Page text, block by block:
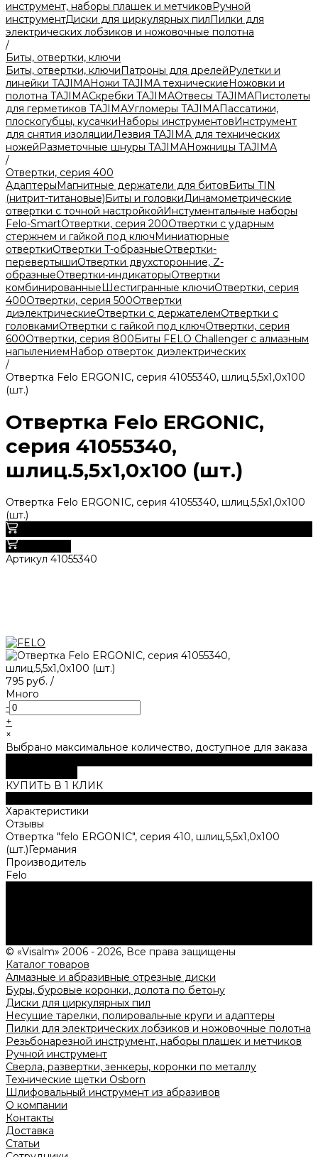
инструмент, наборы плашек и метчиковРучной
инструментДиски для циркулярных пилПилки для
электрических лобзиков и ножовочные полотна
/
Биты, отвертки, ключи
Биты, отвертки, ключиПатроны для дрелейРулетки и
линейки TAJIMAНожи TAJIMA техническиеНожовки и
полотна TAJIMAСкребки TAJIMAОтвесы TAJIMAПистолеты
для герметиков TAJIMAУгломеры TAJIMAПассатижи,
плоскогубцы, кусачкиНаборы инструментовИнструмент
для снятия изоляцииЛезвия TAJIMA для технических
ножейРазметочные шнуры TAJIMAНожницы TAJIMA
/
Отвертки, серия 400
АдаптерыМагнитные держатели для битовБиты TIN
(нитрит-титановые)Биты и головкиДинамометрические
отвертки с точной настройкойИнстументальные наборы
Felo-SmartОтвертки, серия 200Отвертки с ударным
стержнем и гайкой под ключМиниатюрные
отверткиОтвертки T-образныеОтвертки-
перевертышиОтвертки двухсторонние, Z-
образныеОтвертки-индикаторыОтвертки
комбинированныеШестигранные ключиОтвертки, серия
400Отвертки, серия 500Отвертки
диэлектрическиеОтвертки с держателемОтвертки с
головкамиОтвертки с гайкой под ключОтвертки, серия
600Отвертки, серия 800Биты FELO Challenger с алмазным
напылениемНабор отверток диэлектрических
/
Отвертка Felo ERGONIC, серия 41055340, шлиц.5,5х1,0х100
(шт.)
Отвертка Felo ERGONIC,
серия 41055340,
шлиц.5,5х1,0х100 (шт.)
Отвертка Felo ERGONIC, серия 41055340, шлиц.5,5х1,0х100
(шт.)
Артикул 41055340
795 руб. /
Много
-
+
×
Выбрано максимальное количество, доступное для заказа
КУПИТЬ В 1 КЛИК
Характеристики
Отзывы
Отвертка "felo ERGONIC", серия 410, шлиц.5,5х1,0х100
(шт.)Германия
Производитель
Felo
© «Visalm» 2006 - 2026, Все права защищены
Каталог товаров
Алмазные и абразивные отрезные диски
Буры, буровые коронки, долота по бетону
Диски для циркулярных пил
Несущие тарелки, полировальные круги и адаптеры
Пилки для электрических лобзиков и ножовочные полотна
Резьбонарезной инструмент, наборы плашек и метчиков
Ручной инструмент
Сверла, развертки, зенкеры, коронки по металлу
Технические щетки Osborn
Шлифовальный инструмент из абразивов
О компании
Контакты
Доставка
Статьи